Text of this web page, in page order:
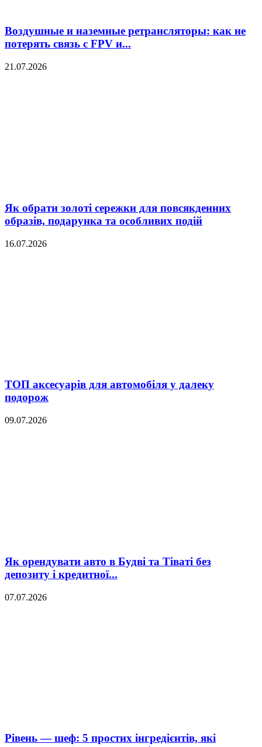
Воздушные и наземные ретрансляторы: как не
потерять связь с FPV и...
21.07.2026
Як обрати золоті сережки для повсякденних
образів, подарунка та особливих подій
16.07.2026
ТОП аксесуарів для автомобіля у далеку
подорож
09.07.2026
Як орендувати авто в Будві та Тіваті без
депозиту і кредитної...
07.07.2026
Рівень — шеф: 5 простих інгредієнтів, які